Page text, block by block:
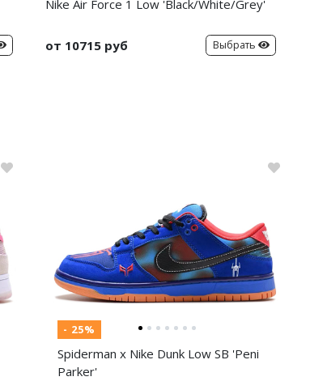
Nike Air Force 1 Low 'Black/White/Grey'
от 10715 руб Выбрать
- 25%
Spiderman x Nike Dunk Low SB 'Peni
Parker'